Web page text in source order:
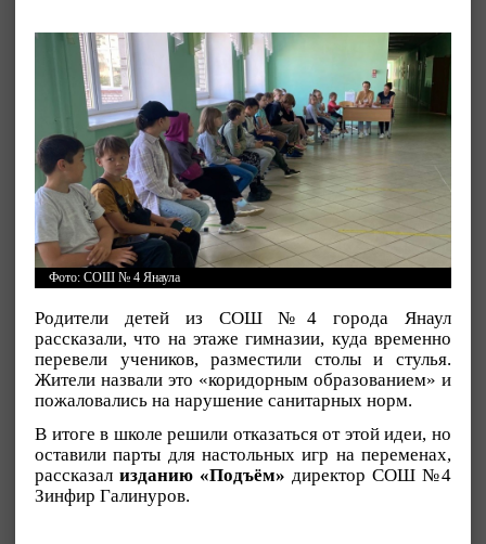
Фото: СОШ № 4 Янаула
Родители детей из СОШ №4 города Янаул
рассказали, что на этаже гимназии, куда временно
перевели учеников, разместили столы и стулья.
Жители назвали это «коридорным образованием» и
пожаловались на нарушение санитарных норм.
В итоге в школе решили отказаться от этой идеи, но
оставили парты для настольных игр на переменах,
рассказал изданию «Подъём» директор СОШ №4
Зинфир Галинуров.